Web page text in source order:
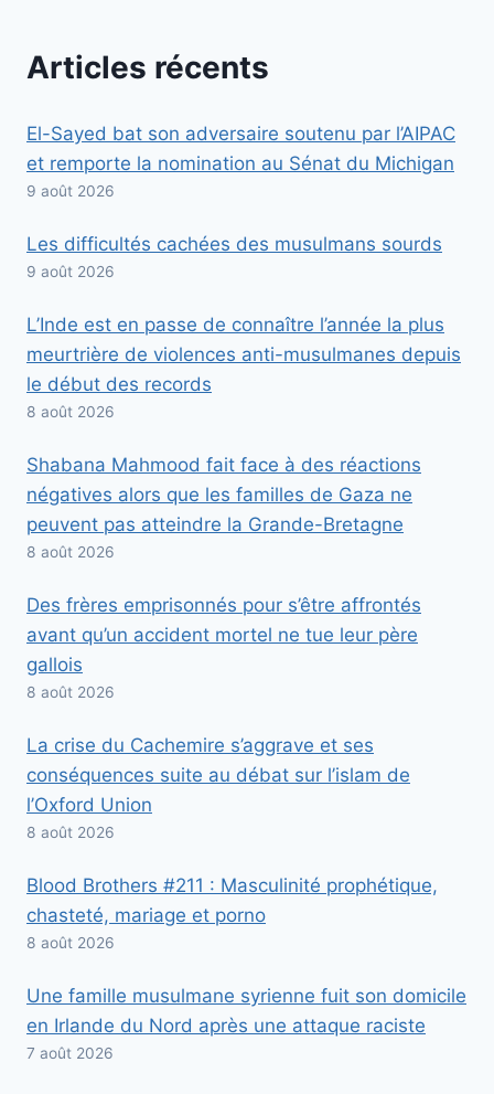
Articles récents
El-Sayed bat son adversaire soutenu par l’AIPAC
et remporte la nomination au Sénat du Michigan
9 août 2026
Les difficultés cachées des musulmans sourds
9 août 2026
L’Inde est en passe de connaître l’année la plus
meurtrière de violences anti-musulmanes depuis
le début des records
8 août 2026
Shabana Mahmood fait face à des réactions
négatives alors que les familles de Gaza ne
peuvent pas atteindre la Grande-Bretagne
8 août 2026
Des frères emprisonnés pour s’être affrontés
avant qu’un accident mortel ne tue leur père
gallois
8 août 2026
La crise du Cachemire s’aggrave et ses
conséquences suite au débat sur l’islam de
l’Oxford Union
8 août 2026
Blood Brothers #211 : Masculinité prophétique,
chasteté, mariage et porno
8 août 2026
Une famille musulmane syrienne fuit son domicile
en Irlande du Nord après une attaque raciste
7 août 2026